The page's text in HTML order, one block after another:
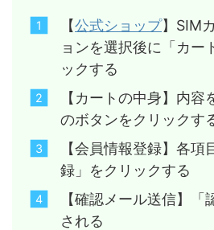
【公式ショップ】SIM
ョンを選択後に「カー
ックする
【カートの中身】内
のボタンをクリックす
【会員情報登録】各項
録」をクリックする
【確認メール送信】
される